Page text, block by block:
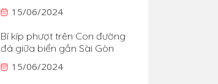
15/06/2024
Bí kíp phượt trên Con đường
đá giữa biển gần Sài Gòn
15/06/2024